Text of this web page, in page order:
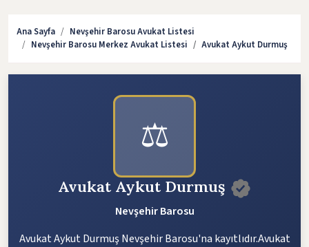
Ana Sayfa
Nevşehir Barosu Avukat Listesi
Nevşehir Barosu Merkez Avukat Listesi
Avukat Aykut Durmuş
⚖️
Avukat Aykut Durmuş
Nevşehir Barosu
Avukat Aykut Durmuş Nevşehir Barosu'na kayıtlıdır.Avukat